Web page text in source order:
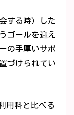
する時）した
ゴールを迎え
の手厚いサポ
づけられてい
用料と比べる